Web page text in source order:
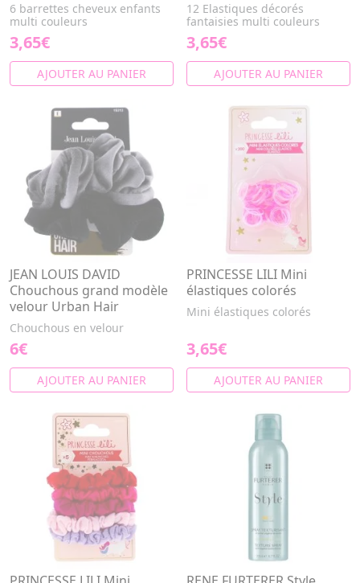
6 barrettes cheveux enfants
multi couleurs
3,65€
AJOUTER AU PANIER
12 Elastiques décorés
fantaisies multi couleurs
3,65€
AJOUTER AU PANIER
JEAN LOUIS DAVID
Chouchous grand modèle
velour Urban Hair
Chouchous en velour
6€
AJOUTER AU PANIER
PRINCESSE LILI Mini
élastiques colorés
Mini élastiques colorés
3,65€
AJOUTER AU PANIER